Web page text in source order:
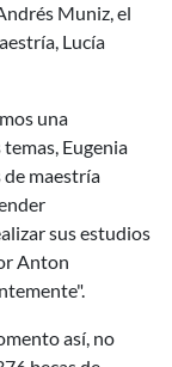
Muniz, el
Lucía
una
Eugenia
de maestría
sus estudios
Anton
así, no